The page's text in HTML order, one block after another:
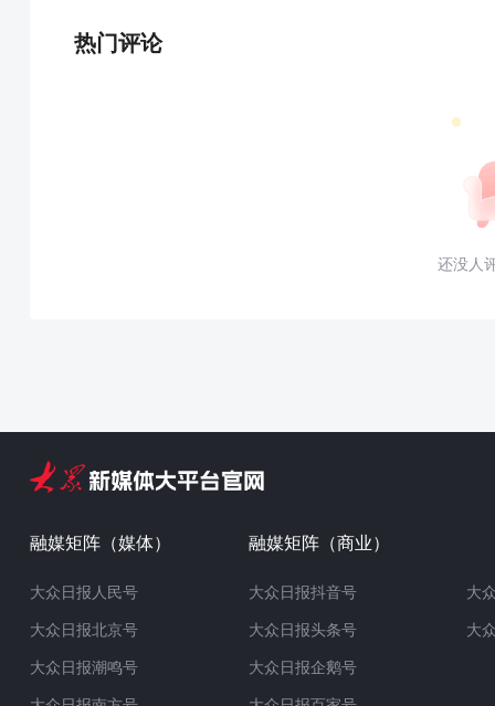
热门评论
还没人
融媒矩阵（媒体）
大众日报人民号
大众日报北京号
大众日报潮鸣号
融媒矩阵（商业）
大众日报抖音号
大众日报头条号
大众日报企鹅号
大
大